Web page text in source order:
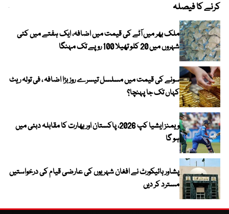
کرنے کا فیصلہ
ملک بھر میں آٹے کی قیمت میں اضافہ، ایک ہفتے میں کئی
شہروں میں 20 کلو تھیلا 100 روپے تک مہنگا
سونے کی قیمت میں مسلسل تیسرے روز بڑا اضافہ ، فی تولہ ریٹ
کہاں تک جا پہنچا؟
ویمنز ایشیا کپ 2026، پاکستان اور بھارت کا مقابلہ دبئی میں
ہو گا
پشاور ہائیکورٹ نے افغان شہریوں کی عارضی قیام کی درخواستیں
مسترد کر دیں